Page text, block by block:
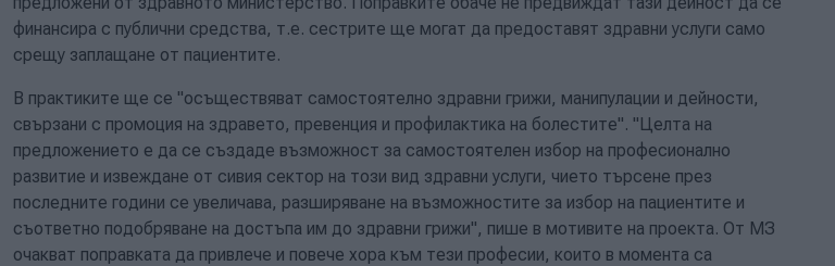
финансира с публични средства, т.е. сестрите ще могат да предоставят здравни услуги само
срещу заплащане от пациентите.
В практиките ще се "осъществяват самостоятелно здравни грижи, манипулации и дейности,
свързани с промоция на здравето, превенция и профилактика на болестите". "Целта на
предложението е да се създаде възможност за самостоятелен избор на професионално
развитие и извеждане от сивия сектор на този вид здравни услуги, чието търсене през
последните години се увеличава, разширяване на възможностите за избор на пациентите и
съответно подобряване на достъпа им до здравни грижи", пише в мотивите на проекта. От МЗ
очакват поправката да привлече и повече хора към тези професии, които в момента са